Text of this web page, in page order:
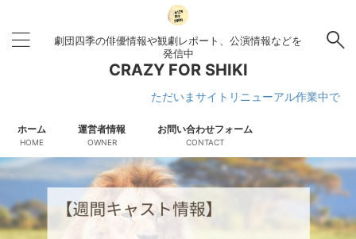
劇団四季の俳優情報や観劇レポート、公演情報などを
発信中
CRAZY FOR SHIKI
ただいまサイトリニューアル作業中です
ホーム
HOME
運営者情報
OWNER
お問い合わせフォーム
CONTACT